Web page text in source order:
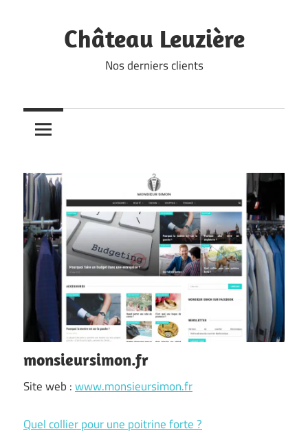
Château Leuzière
Nos derniers clients
monsieursimon.fr
Site web :www.monsieursimon.fr
Quel collier pour une poitrine forte ?